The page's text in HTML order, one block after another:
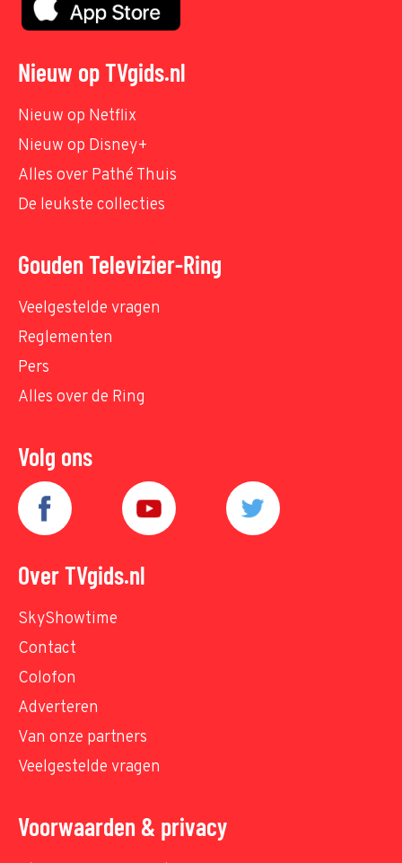
Nieuw op TVgids.nl
Nieuw op Netflix
Nieuw op Disney+
Alles over Pathé Thuis
De leukste collecties
Gouden Televizier-Ring
Veelgestelde vragen
Reglementen
Pers
Alles over de Ring
Volg ons
Over TVgids.nl
SkyShowtime
Contact
Colofon
Adverteren
Van onze partners
Veelgestelde vragen
Voorwaarden & privacy